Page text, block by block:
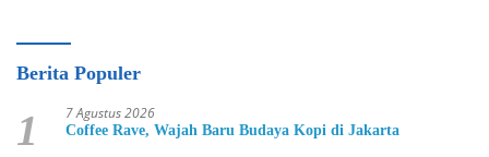
Berita Populer
1 7 Agustus 2026
Coffee Rave, Wajah Baru Budaya Kopi di Jakarta